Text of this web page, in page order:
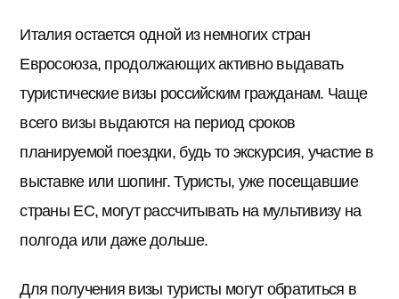
Италия остается одной из немногих стран
Евросоюза, продолжающих активно выдавать
туристические визы российским гражданам. Чаще
всего визы выдаются на период сроков
планируемой поездки, будь то экскурсия, участие в
выставке или шопинг. Туристы, уже посещавшие
страны ЕС, могут рассчитывать на мультивизу на
полгода или даже дольше.
Для получения визы туристы могут обратиться в